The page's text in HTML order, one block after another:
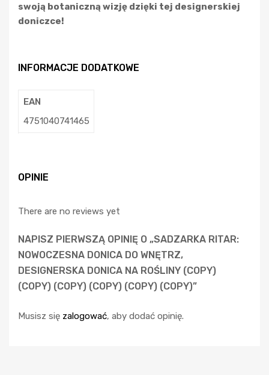
swoją botaniczną wizję dzięki tej designerskiej
doniczce!
INFORMACJE DODATKOWE
EAN
4751040741465
OPINIE
There are no reviews yet
NAPISZ PIERWSZĄ OPINIĘ O „SADZARKA RITAR:
NOWOCZESNA DONICA DO WNĘTRZ,
DESIGNERSKA DONICA NA ROŚLINY (COPY)
(COPY) (COPY) (COPY) (COPY) (COPY)”
Musisz się zalogować, aby dodać opinię.